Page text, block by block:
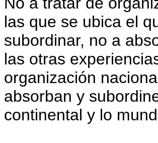
las que se ubica el
subordinar, no a
las otras
organización
absorban y
continental y lo